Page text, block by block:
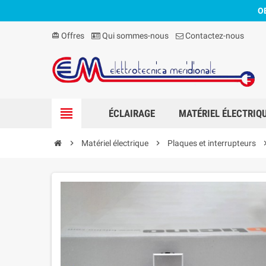
card_giftcard Offres Qui sommes-nous Contactez-nous
view_headline ÉCLAIRAGE MATÉRIEL
chevron_right Matériel électrique chevron_right Plaques et interrupteurs